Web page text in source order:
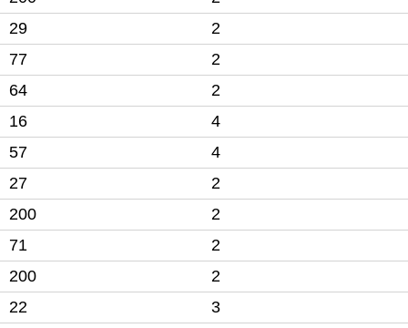
29
2
77
2
64
2
16
4
57
4
27
2
200
2
71
2
200
2
22
3